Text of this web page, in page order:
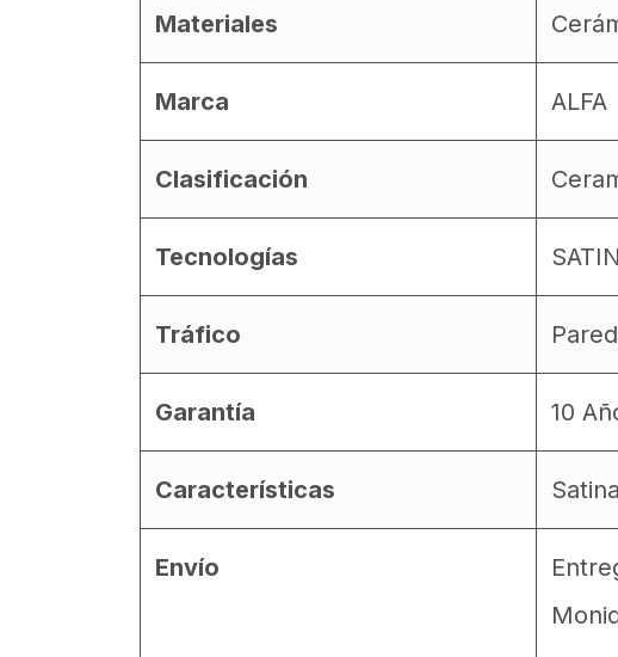
Materiales
Marca ALFA
Clasificación
Tecnologías
Tráfico Pared
Garantía 10
Características
Envío